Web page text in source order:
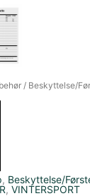
/ Beskyttelse/
, Beskyttelse/
,VINTERSPORT